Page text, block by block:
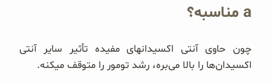
a مناسبه؟
چون حاوی آنتی اکسیدانهای مفیده تأثیر سایر آنتی
اکسیدان‌ها را بالا می‌بره، رشد تومور را متوقف میکنه.